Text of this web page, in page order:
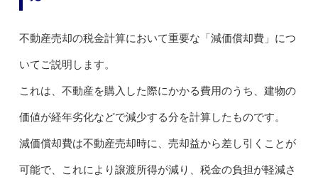
不動産売却の税金計算において重要な「減価償却費」につ
いてご説明します。
これは、不動産を購入した際にかかる費用のうち、建物の
価値が経年劣化などで減少する分を計算したものです。
減価償却費は不動産売却時に、売却益から差し引くことが
可能で、これにより譲渡所得が減り、税金の負担が軽減さ